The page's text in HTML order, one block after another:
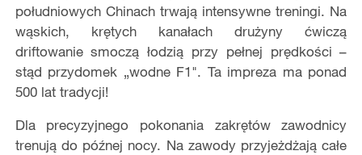
południowych Chinach trwają intensywne treningi. Na
wąskich, krętych kanałach drużyny ćwiczą
driftowanie smoczą łodzią przy pełnej prędkości –
stąd przydomek „wodne F1". Ta impreza ma ponad
500 lat tradycji!
Dla precyzyjnego pokonania zakrętów zawodnicy
trenują do późnej nocy. Na zawody przyjeżdżają całe